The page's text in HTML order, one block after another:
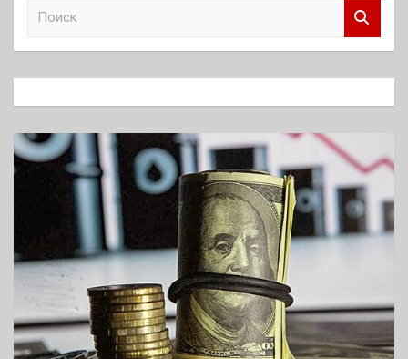
к